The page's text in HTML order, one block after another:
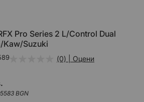
Pro Series 2 L/Control Dual
Kaw/Suzuki
(0) | Оцени
BGN